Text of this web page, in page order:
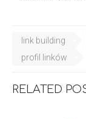
link building
profil linków
RELATED